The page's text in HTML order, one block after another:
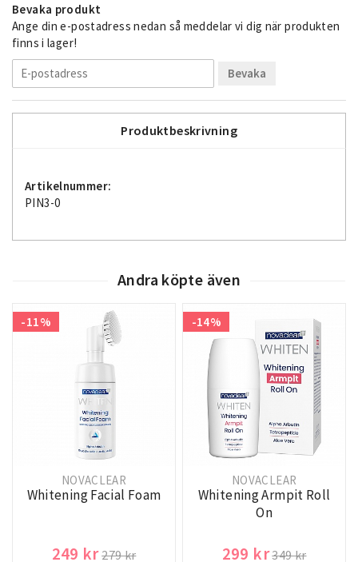
Bevaka produkt
Ange din e-postadress nedan så meddelar vi dig när produkten
finns i lager!
Bevaka
Produktbeskrivning
Artikelnummer:
PIN3-0
Andra köpte även
-11%
NOVACLEAR
Whitening Facial Foam
249 kr279 kr
-14%
NOVACLEAR
Whitening Armpit Roll
On
299 kr349 kr